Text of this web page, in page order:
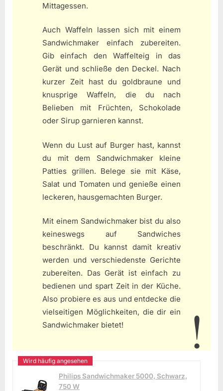
Mittagessen.
Auch Waffeln lassen sich mit einem
Sandwichmaker einfach zubereiten.
Gib einfach den Waffelteig in das
Gerät und schließe den Deckel. Nach
kurzer Zeit hast du goldbraune und
knusprige Waffeln, die du nach
Belieben mit Früchten, Schokolade
oder Sirup garnieren kannst.
Wenn du Lust auf Burger hast, kannst
du mit dem Sandwichmaker kleine
Patties grillen. Belege sie mit Käse,
Salat und Tomaten und genieße einen
leckeren, hausgemachten Burger.
Mit einem Sandwichmaker bist du also
keineswegs auf Sandwiches
beschränkt. Du kannst damit kreativ
werden und verschiedenste Gerichte
zubereiten. Das Gerät ist einfach zu
bedienen und spart Zeit in der Küche.
Also probiere es aus und entdecke die
vielseitigen Möglichkeiten, die dir ein
Sandwichmaker bietet!
Philips Sandwichmaker 5000, Schwarz,
750 W